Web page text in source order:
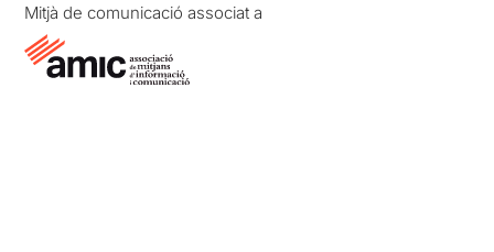
Mitjà de comunicació associat a